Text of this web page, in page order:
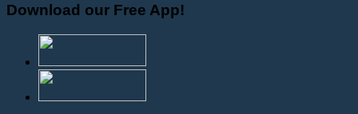
Download our Free App!